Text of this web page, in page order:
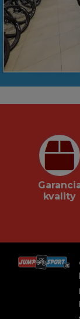
kvality